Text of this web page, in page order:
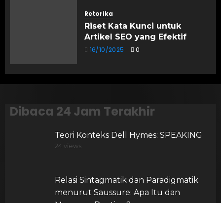
Retorika
Riset Kata Kunci untuk
Artikel SEO yang Efektif
16/10/2025 0
Dibaca 24 Jam Terakhir
Teori Konteks Dell Hymes: SPEAKING
24 views
Relasi Sintagmatik dan Paradigmatik
menurut Saussure: Apa Itu dan